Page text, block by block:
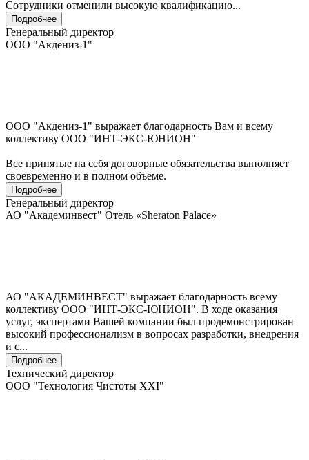
Сотрудники отменили высокую квалификацию...
Подробнее
Генеральный директор
ООО "Акдениз-1"
ООО "Акдениз-1" выражает благодарность Вам и всему
коллективу ООО "ИНТ-ЭКС-ЮНИОН"
Все принятые на себя договорные обязательства выполняет
своевременно и в полном объеме.
Подробнее
Генеральный директор
АО "Академинвест" Отель «Sheraton Palace»
АО "АКАДЕМИНВЕСТ" выражает благодарность всему
коллективу ООО "ИНТ-ЭКС-ЮНИОН". В ходе оказания
услуг, экспертами Вашей компании был продемонстрирован
высокий профессионализм в вопросах разработки, внедрения
и с...
Подробнее
Технический директор
ООО "Технология Чистоты XXI"